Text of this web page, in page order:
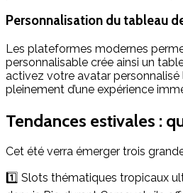
Personnalisation du tableau
Les plateformes modernes
personnalisable crée ainsi un
activez votre avatar personnalisé
pleinement d’une expérience
Tendances estivales :
Cet été verra émerger trois
1️⃣ Slots thématiques tropicaux